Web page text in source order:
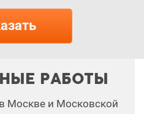
РАБОТЫ
Москве и Московской